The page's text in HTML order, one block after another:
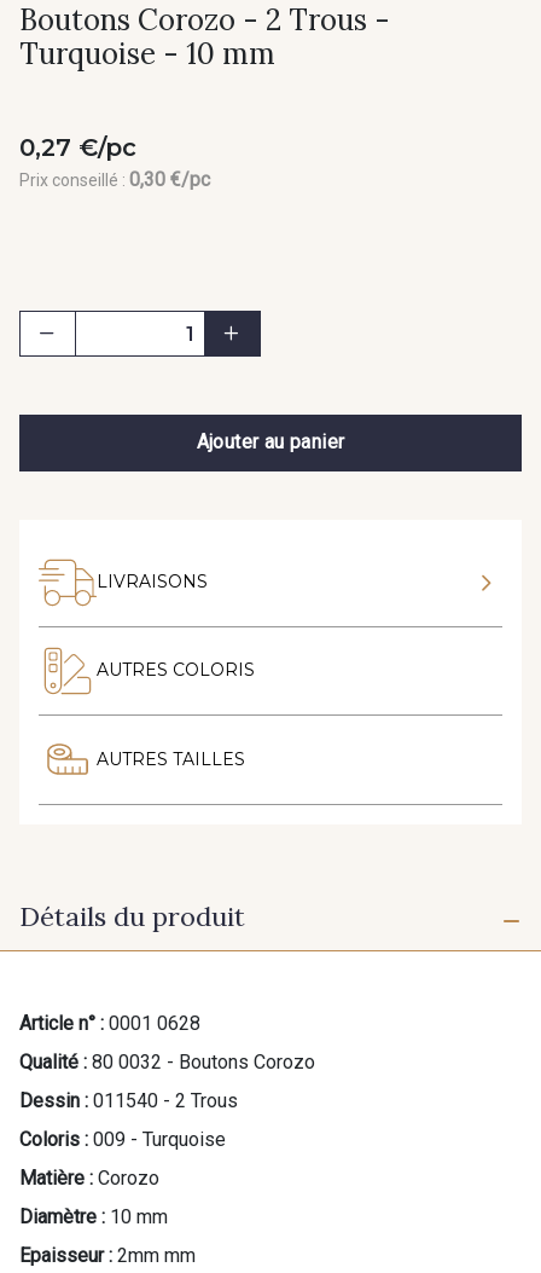
Boutons Corozo - 2 Trous -
Turquoise - 10 mm
0,27 €/pc
Prix conseillé : 0,30 €/pc
Ajouter au panier
LIVRAISONS
AUTRES COLORIS
AUTRES TAILLES
Détails du produit
Article n° : 0001 0628
Qualité : 80 0032 - Boutons Corozo
Dessin : 011540 - 2 Trous
Coloris : 009 - Turquoise
Matière : Corozo
Diamètre : 10 mm
Epaisseur : 2mm mm